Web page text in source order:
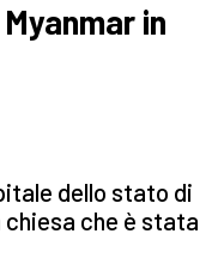
in
dello stato di
che è stata